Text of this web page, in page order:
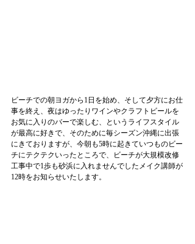
ビーチでの朝ヨガから1日を始め、そして夕方にお仕
事を終え、夜はゆったりワインやクラフトビールを
お気に入りのバーで楽しむ、というライフスタイル
が最高に好きで、そのために毎シーズン沖縄に出張
にきておりますが、今朝も5時に起きていつものビー
チにテクテクいったところで、ビーチが大規模改修
工事中で1歩も砂浜に入れませんでしたメイク講師が
12時をお知らせいたします。